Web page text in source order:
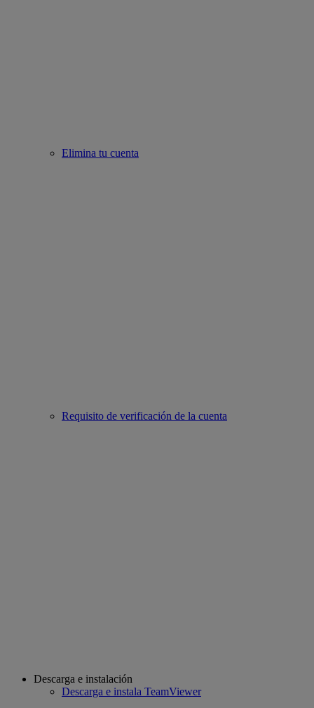
Elimina tu cuenta
Requisito de verificación de la cuenta
Descarga e instalación
Descarga e instala TeamViewer